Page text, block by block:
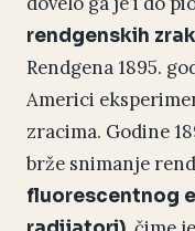
rendgenskih
Rendgena 1895.
Americi
zracima. Godine
brže snimanje
fluorescentnog